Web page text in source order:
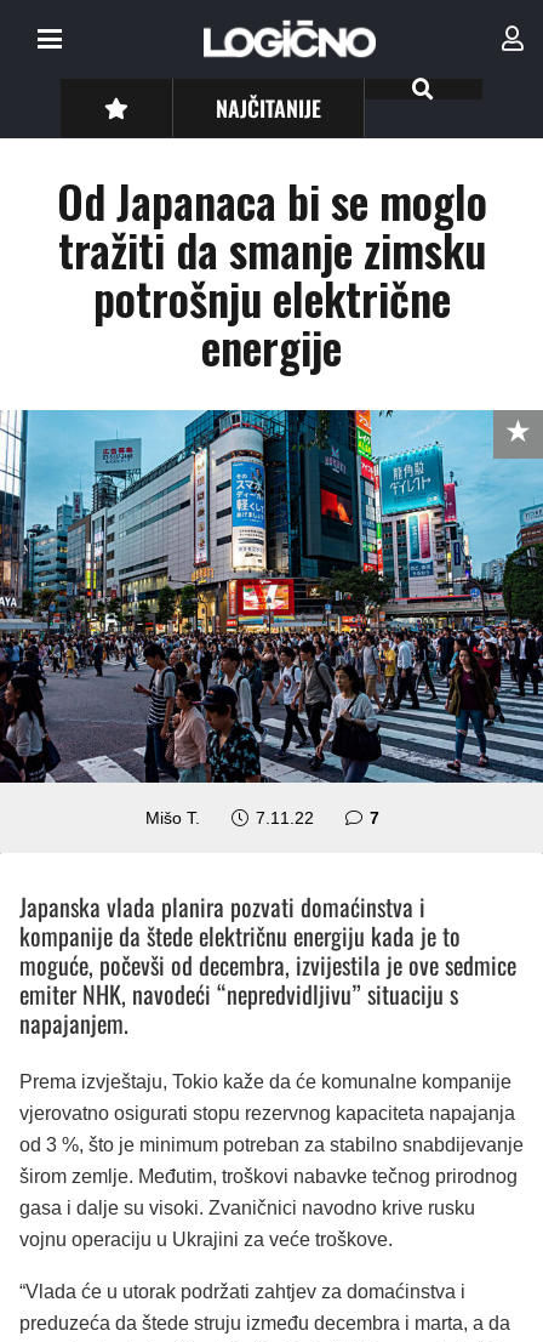
NAJČITANIJE
Od Japanaca bi se moglo
tražiti da smanje zimsku
potrošnju električne
energije
Mišo T. 7.11.22 7komentara
Japanska vlada planira pozvati domaćinstva i
kompanije da štede električnu energiju kada je to
moguće, počevši od decembra, izvijestila je ove sedmice
emiter NHK, navodeći “nepredvidljivu” situaciju s
napajanjem.
Prema izvještaju, Tokio kaže da će komunalne kompanije
vjerovatno osigurati stopu rezervnog kapaciteta napajanja
od 3 %, što je minimum potreban za stabilno snabdijevanje
širom zemlje. Međutim, troškovi nabavke tečnog prirodnog
gasa i dalje su visoki. Zvaničnici navodno krive rusku
vojnu operaciju u Ukrajini za veće troškove.
“Vlada će u utorak podržati zahtjev za domaćinstva i
preduzeća da štede struju između decembra i marta, a da